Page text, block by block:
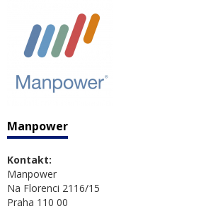
Manpower
Kontakt:
Manpower
Na Florenci 2116/15
Praha 110 00